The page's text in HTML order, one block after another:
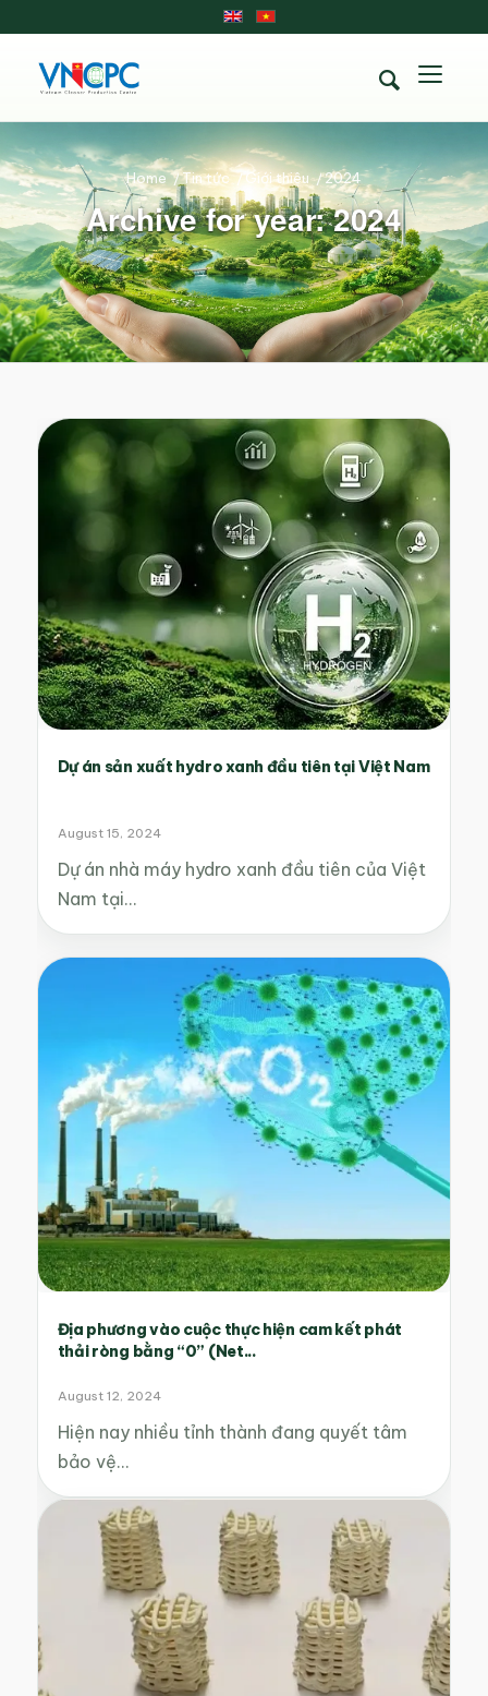
Archive for year: 2024
Home /Tin tức /Giới thiệu /2024
Dự án sản xuất hydro xanh đầu tiên tại Việt Nam
August 15, 2024
Dự án nhà máy hydro xanh đầu tiên của Việt
Nam tại…
Địa phương vào cuộc thực hiện cam kết phát
thải ròng bằng “0” (Net...
August 12, 2024
Hiện nay nhiều tỉnh thành đang quyết tâm
bảo vệ…